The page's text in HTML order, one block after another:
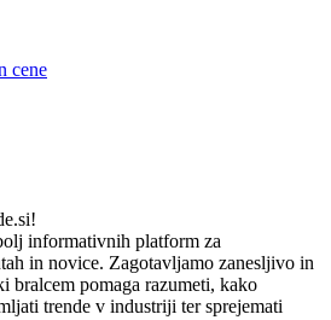
cene
informativnih platform za
in novice. Zagotavljamo zanesljivo in
bralcem pomaga razumeti, kako
trende v industriji ter sprejemati